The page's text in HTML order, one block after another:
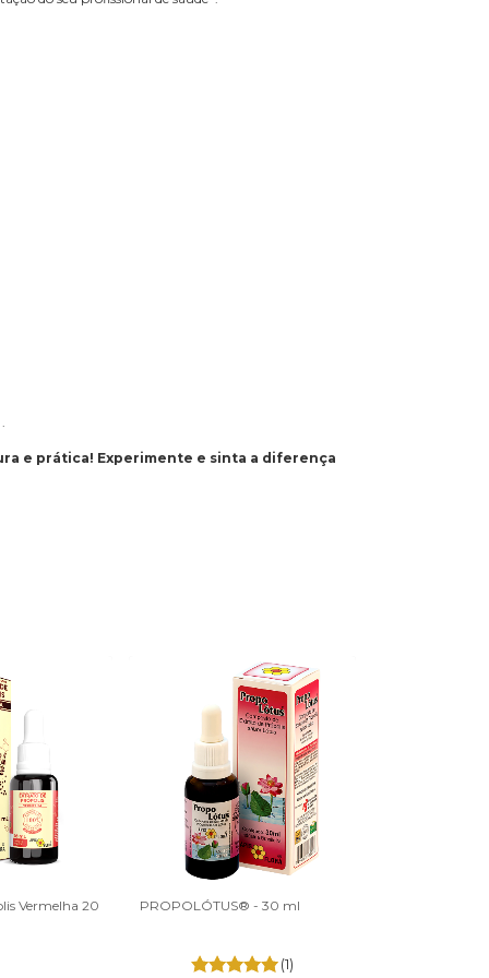
e prática! Experimente e sinta a diferença
Vermelha 20
PROPOLÓTUS® - 30 ml
(1)